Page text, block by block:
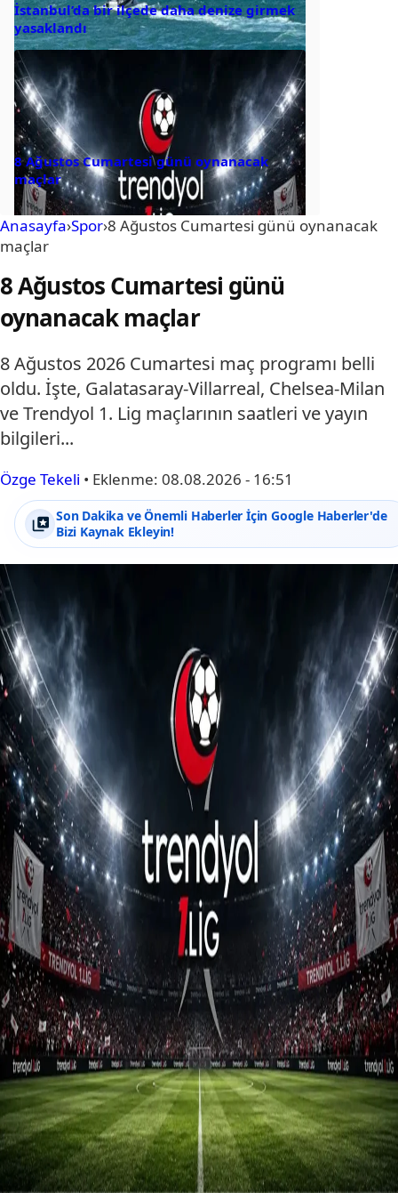
İstanbul’da bir ilçede daha denize girmek
yasaklandı
8 Ağustos Cumartesi günü oynanacak
maçlar
Anasayfa›Spor›8 Ağustos Cumartesi günü oynanacak
maçlar
8 Ağustos Cumartesi günü
oynanacak maçlar
8 Ağustos 2026 Cumartesi maç programı belli
oldu. İşte, Galatasaray-Villarreal, Chelsea-Milan
ve Trendyol 1. Lig maçlarının saatleri ve yayın
bilgileri...
Özge Tekeli • Eklenme: 08.08.2026 - 16:51
Son Dakika ve Önemli Haberler İçin Google Haberler'de
Bizi Kaynak Ekleyin!